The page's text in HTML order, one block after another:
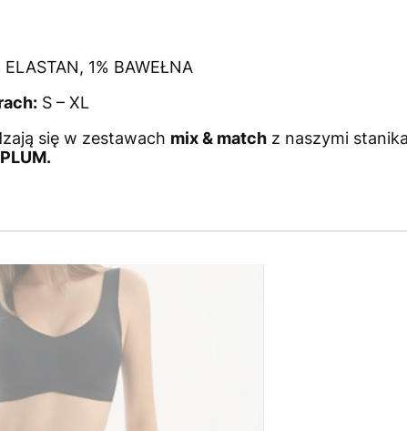
1% BAWEŁNA
S – XL
się w zestawach mix & matchz naszymi